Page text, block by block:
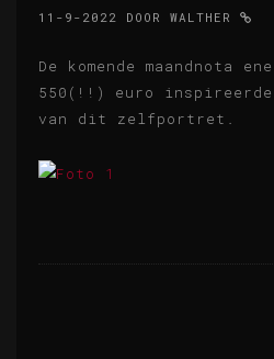
11-9-2022 DOOR WALTHER
De komende maandnota
550(!!) euro inspireerde
van dit zelfportret.